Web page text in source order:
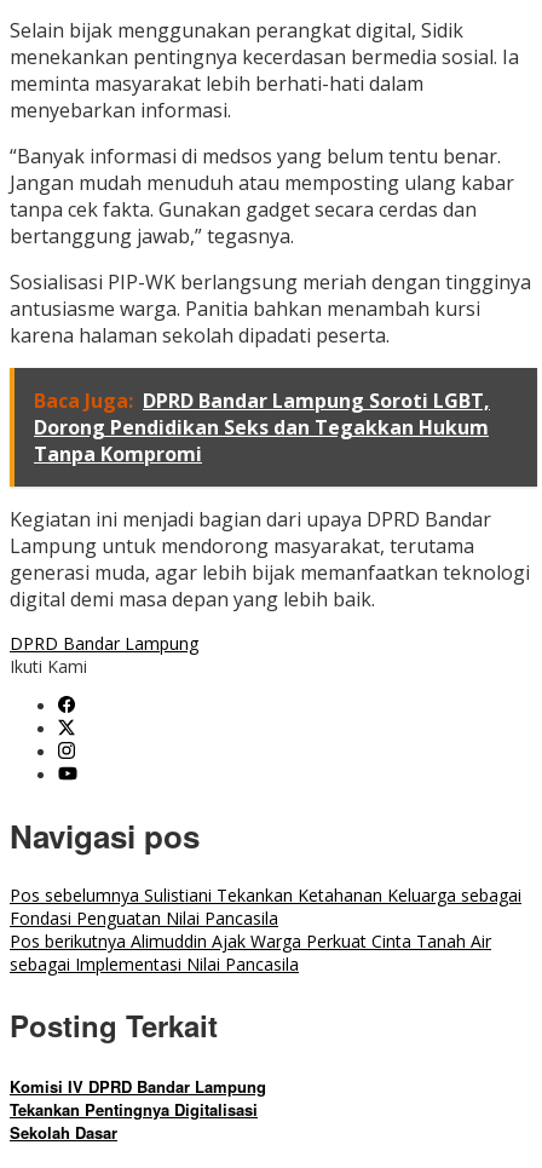
Selain bijak menggunakan perangkat digital, Sidik
menekankan pentingnya kecerdasan bermedia sosial. Ia
meminta masyarakat lebih berhati-hati dalam
menyebarkan informasi.
“Banyak informasi di medsos yang belum tentu benar.
Jangan mudah menuduh atau memposting ulang kabar
tanpa cek fakta. Gunakan gadget secara cerdas dan
bertanggung jawab,” tegasnya.
Sosialisasi PIP-WK berlangsung meriah dengan tingginya
antusiasme warga. Panitia bahkan menambah kursi
karena halaman sekolah dipadati peserta.
Baca Juga: DPRD Bandar Lampung Soroti LGBT,
Dorong Pendidikan Seks dan Tegakkan Hukum
Tanpa Kompromi
Kegiatan ini menjadi bagian dari upaya DPRD Bandar
Lampung untuk mendorong masyarakat, terutama
generasi muda, agar lebih bijak memanfaatkan teknologi
digital demi masa depan yang lebih baik.
DPRD Bandar Lampung
Ikuti Kami
Navigasi pos
Pos sebelumnya Sulistiani Tekankan Ketahanan Keluarga sebagai
Fondasi Penguatan Nilai Pancasila
Pos berikutnya Alimuddin Ajak Warga Perkuat Cinta Tanah Air
sebagai Implementasi Nilai Pancasila
Posting Terkait
Komisi IV DPRD Bandar Lampung
Tekankan Pentingnya Digitalisasi
Sekolah Dasar